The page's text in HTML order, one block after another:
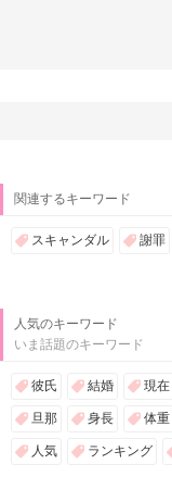
関連するキーワード
スキャンダル 謝罪
人気のキーワード
いま話題のキーワード
彼氏 結婚 現在
旦那 身長 体重
人気 ランキング